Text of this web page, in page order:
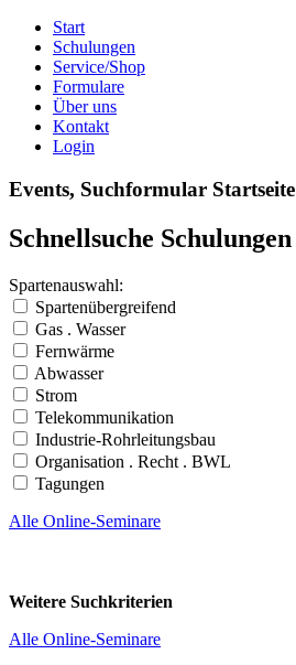
Start
Schulungen
Service/Shop
Formulare
Über uns
Kontakt
Login
Events, Suchformular Startseite
Schnellsuche Schulungen
Spartenauswahl:
Spartenübergreifend
Gas . Wasser
Fernwärme
Abwasser
Strom
Telekommunikation
Industrie-Rohrleitungsbau
Organisation . Recht . BWL
Tagungen
Alle Online-Seminare
Weitere Suchkriterien
Alle Online-Seminare